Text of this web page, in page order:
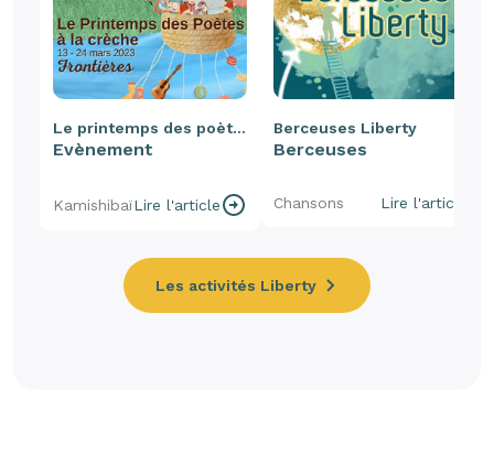
Le printemps des poètes
Evènement
KamishibaïLire l'article
Berceuses Liberty
Berceuses
Chansons Lire l'article
Les activités Liberty